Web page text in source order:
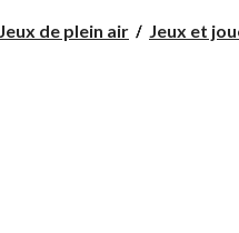
Jeux de plein air Jeux et